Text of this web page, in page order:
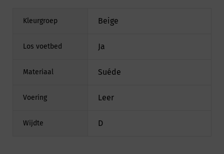
Kleurgroep Beige
Los voetbed Ja
Materiaal Suéde
Voering Leer
Wijdte D